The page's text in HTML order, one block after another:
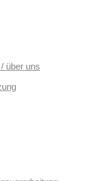
über uns